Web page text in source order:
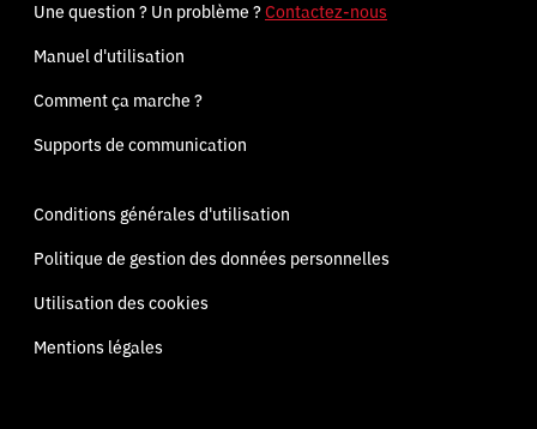
Une question ? Un problème ?Contactez-nous
Manuel d'utilisation
Comment ça marche ?
Supports de communication
Conditions générales d'utilisation
Politique de gestion des données personnelles
Utilisation des cookies
Mentions légales